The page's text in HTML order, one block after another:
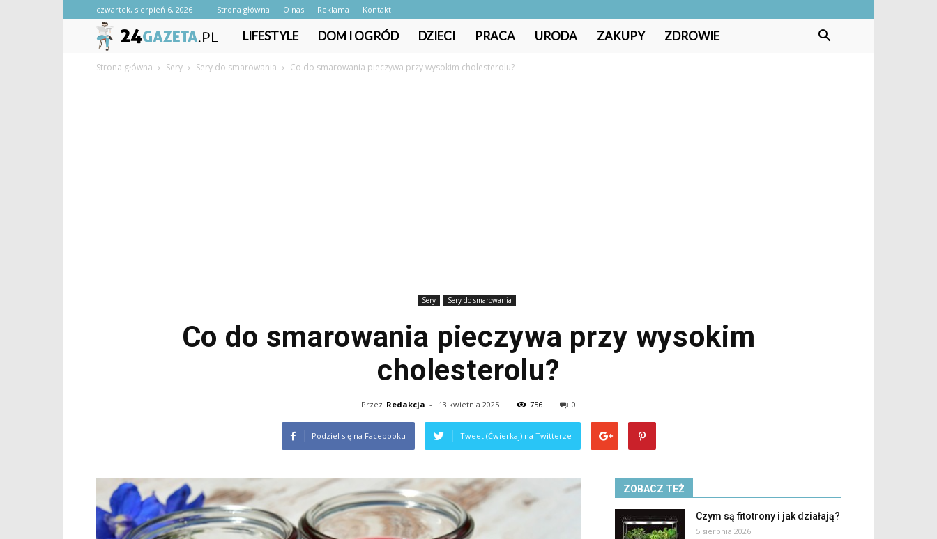
czwartek, sierpień 6, 2026 Strona główna O nas Reklama Kontakt
24gazeta.pl
LIFESTYLE DOM I OGRÓD DZIECI PRACA URODA ZAKUPY ZDROWIE
Strona główna Sery Sery do smarowania Co do smarowania pieczywa przy wysokim cholesterolu?
Sery Sery do smarowania
Co do smarowania pieczywa przy wysokim
cholesterolu?
Przez Redakcja - 13 kwietnia 2025 756 0
Podziel się na Facebooku Tweet (Ćwierkaj) na Twitterze
ZOBACZ TEŻ
Czym są fitotrony i jak działają?
5 sierpnia 2026